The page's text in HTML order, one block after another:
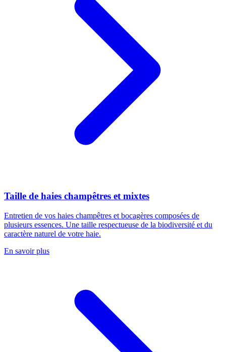
Taille de haies champêtres et mixtes
Entretien de vos haies champêtres et bocagères composées de
plusieurs essences. Une taille respectueuse de la biodiversité et du
caractère naturel de votre haie.
En savoir plus